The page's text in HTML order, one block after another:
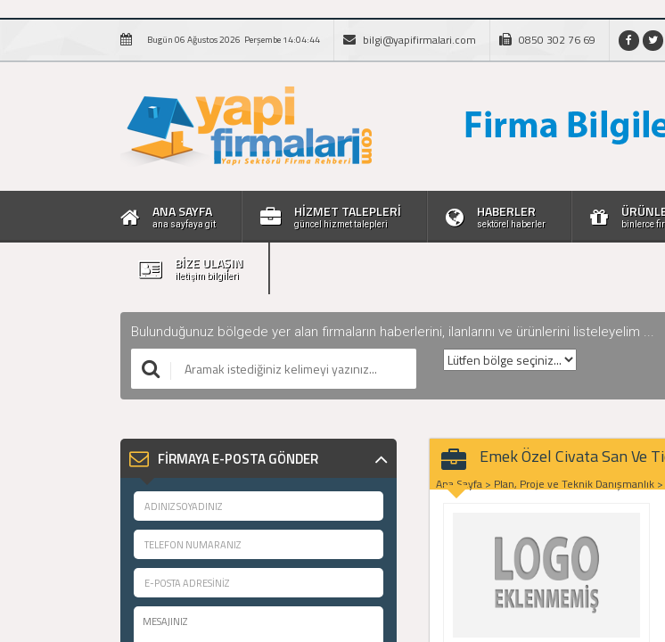
Bugün 06 Ağustos 2026 Perşembe 14:04:45 bilgi@yapifirmalari.com 0850 302 76 69
ANA SAYFA
ana sayfaya git
HİZMET TALEPLERİ
güncel hizmet talepleri
HABERLER
sektörel haberler binlerce
BİZE ULAŞIN
iletişim bilgileri
Bulunduğunuz bölgede yer alan firmaların haberlerini, ilanlarını ve ürünlerini listeleyelim ...
FİRMAYA E-POSTA GÖNDER Emek Özel Civata San Ve
Ana Sayfa > Plan, Proje ve Teknik Danışmanlık>